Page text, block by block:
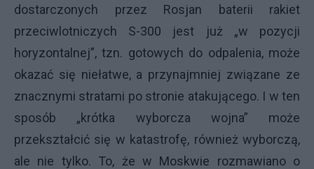
dostarczonych przez Rosjan baterii rakiet
przeciwlotniczych S-300 jest już „w pozycji
horyzontalnej”, tzn. gotowych do odpalenia, może
okazać się niełatwe, a przynajmniej związane ze
znacznymi stratami po stronie atakującego. I w ten
sposób „krótka wyborcza wojna” może
przekształcić się w katastrofę, również wyborczą,
ale nie tylko. To, że w Moskwie rozmawiano o